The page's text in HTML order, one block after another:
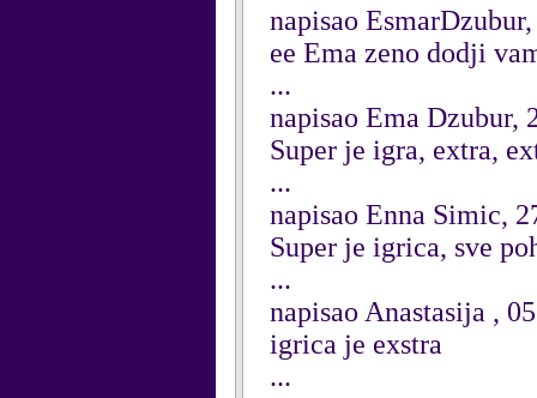
napisao
ee Ema zeno dodji
...
napisao Ema Dzubur,
Super je igra, extra,
...
napisao Enna Simic,
Super je igrica, sve
...
napisao Anastasija ,
igrica je exstra
...